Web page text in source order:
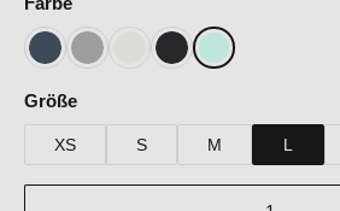
BlueberryCashmere Grey Melange
Fresh White
Jet BlackIcy Ice
Größeauswählen
XS S M L
Produkt Anzahl: Gib den